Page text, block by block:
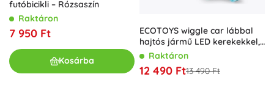
futóbicikli – Rózsaszín
Raktáron
7 950 Ft
Kosárba
ECOTOYS wiggle car lábbal
hajtós jármű LED kerekekkel,
kékRaktáron
12 490 Ft13 490 Ft